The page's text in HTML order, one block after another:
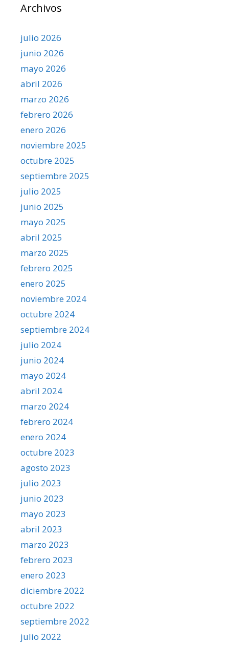
Archivos
julio 2026
junio 2026
mayo 2026
abril 2026
marzo 2026
febrero 2026
enero 2026
noviembre 2025
octubre 2025
septiembre 2025
julio 2025
junio 2025
mayo 2025
abril 2025
marzo 2025
febrero 2025
enero 2025
noviembre 2024
octubre 2024
septiembre 2024
julio 2024
junio 2024
mayo 2024
abril 2024
marzo 2024
febrero 2024
enero 2024
octubre 2023
agosto 2023
julio 2023
junio 2023
mayo 2023
abril 2023
marzo 2023
febrero 2023
enero 2023
diciembre 2022
octubre 2022
septiembre 2022
julio 2022